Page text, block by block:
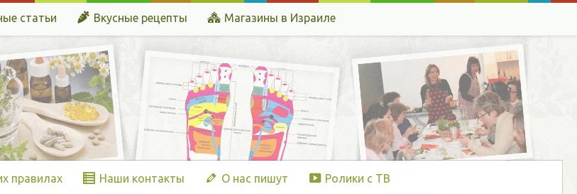
статьи Вкусные рецепты Магазины в Израиле
правилах Наши контакты О нас пишут Ролики с ТВ